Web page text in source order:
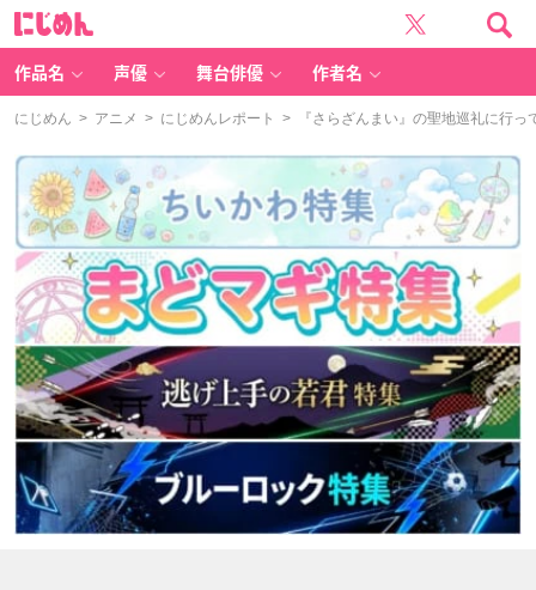
作品名 声優 舞台俳優 作者名
にじめん > アニメ > にじめんレポート > 『さらざんまい』の聖地巡礼に行っ